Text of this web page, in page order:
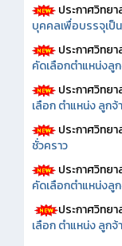
ประกาศวิทย
บุคคลเพื่อบรรจุเป็
ประกาศวิทย
คัดเลือกตำแหน่งลู
ประกาศวิทย
เลือก ตำแหน่ง ลูกจ้
ประกาศวิทย
ชั่วคราว
ประกาศวิทย
คัดเลือกตำแหน่งลู
ประกาศวิทย
เลือก ตำแหน่ง ลูกจ้